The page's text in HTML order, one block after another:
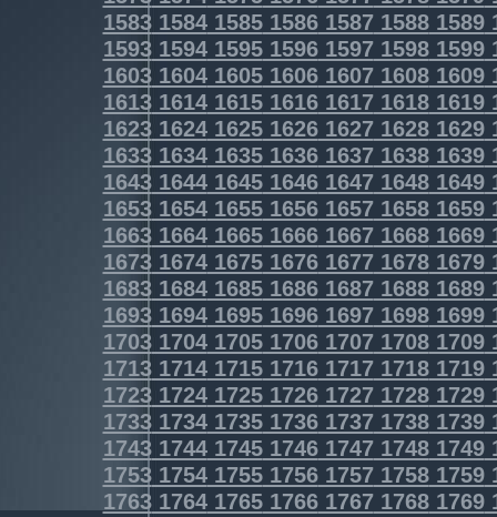
1583158415851586158715881589
1593159415951596159715981599
1603160416051606160716081609
1613161416151616161716181619
1623162416251626162716281629
1633163416351636163716381639
1643164416451646164716481649
1653165416551656165716581659
1663166416651666166716681669
1673167416751676167716781679
1683168416851686168716881689
1693169416951696169716981699
1703170417051706170717081709
1713171417151716171717181719
1723172417251726172717281729
1733173417351736173717381739
1743174417451746174717481749
1753175417551756175717581759
1763176417651766176717681769